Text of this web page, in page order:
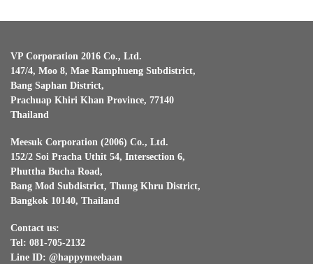
VP Corporation 2016 Co., Ltd.
147/4, Moo 8, Mae Ramphueng Subdistrict,
Bang Saphan District,
Prachuap Khiri Khan Province, 77140
Thailand
Meesuk Corporation (2006) Co., Ltd.
152/2 Soi Pracha Uthit 54, Intersection 6,
Phuttha Bucha Road,
Bang Mod Subdistrict, Thung Khru District,
Bangkok 10140, Thailand
Contact us:
Tel: 081-705-2132
Line ID: @happymeebaan